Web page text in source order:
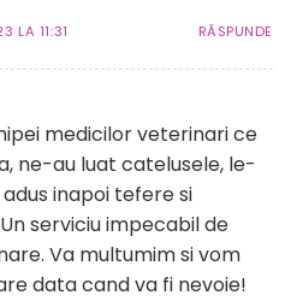
LA 11:31 RĂSPUNDE
medicilor veterinari ce
ne-au luat catelusele, le-
inapoi tefere si
serviciu impecabil de
Va multumim si vom
data cand va fi nevoie!